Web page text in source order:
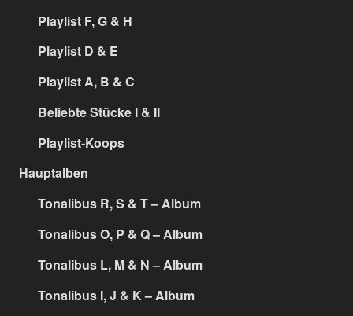
Playlist F, G & H
Playlist D & E
Playlist A, B & C
Beliebte Stücke I & II
Playlist-Koops
Hauptalben
Tonalibus R, S & T – Album
Tonalibus O, P & Q – Album
Tonalibus L, M & N – Album
Tonalibus I, J & K – Album